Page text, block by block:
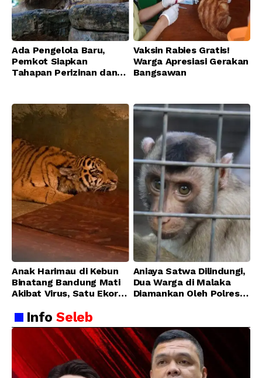
Ada Pengelola Baru,
Pemkot Siapkan
Tahapan Perizinan dan
Vaksin Rabies Gratis!
Warga Apresiasi Gerakan
Bangsawan
Anak Harimau di Kebun
Binatang Bandung Mati
Akibat Virus, Satu Ekor
Membaik
Aniaya Satwa Dilindungi,
Dua Warga di Malaka
Diamankan Oleh Polres
InfoSeleb